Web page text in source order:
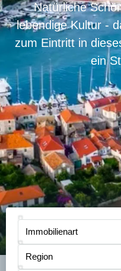
Natürliche
lebendige Kultur -
zum Eintritt in
ein
Immobilienart
Region